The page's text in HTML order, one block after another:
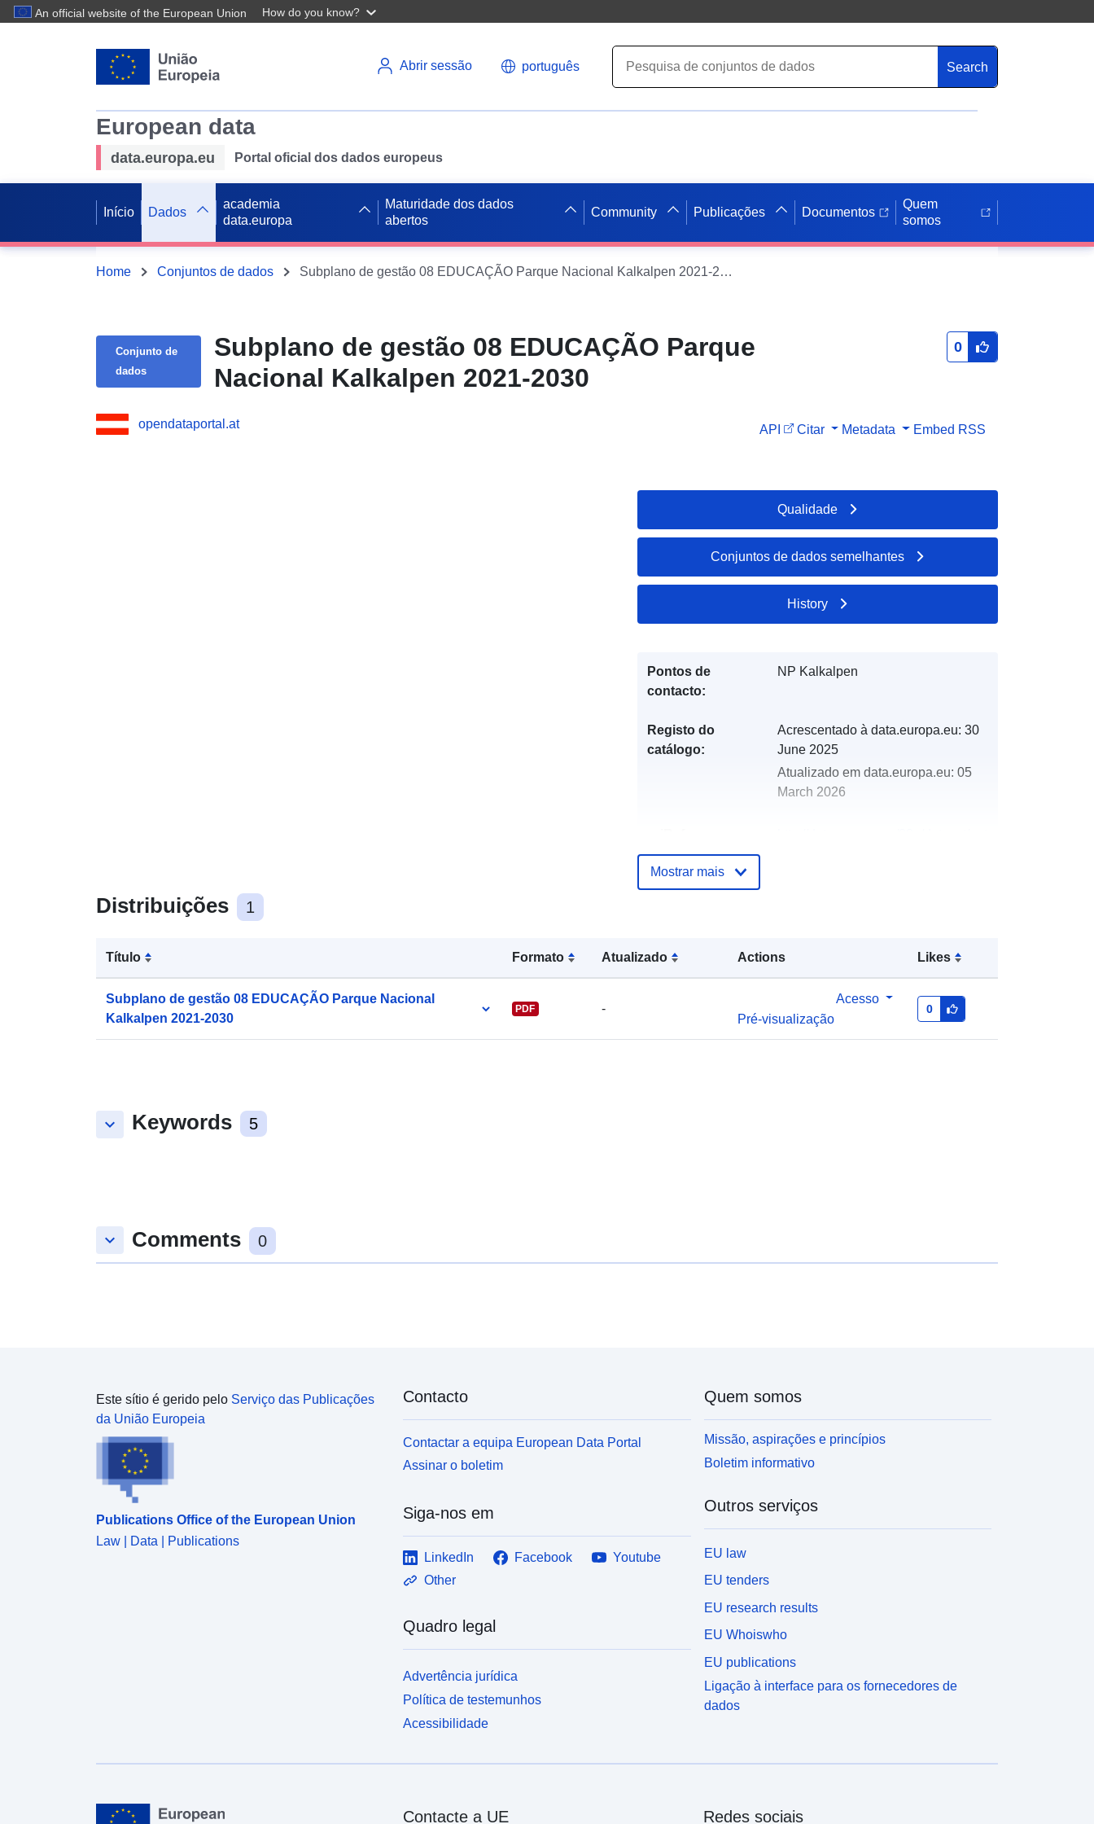
An official website of the European Union How do you know?
Abrir sessão português Search
European data
data.europa.eu Portal oficial dos dados europeus
Início Dados
academia
data.europa
Maturidade dos dados
abertos
Community Publicações Documentos
Quem
somos
Home Conjuntos de dados Subplano de gestão 08 EDUCAÇÃO Parque Nacional Kalkalpen 2021-2030
Conjunto de
dados
Subplano de gestão 08 EDUCAÇÃO Parque
Nacional Kalkalpen 2021-2030
0
opendataportal.at API Citar Metadata Embed RSS
Distribuições 1
Título Formato Atualizado Actions Likes
Subplano de gestão 08 EDUCAÇÃO Parque Nacional
Kalkalpen 2021-2030
PDF -
Acesso
Pré-visualização
0
keyboard_arrow_down Keywords 5
Qualidade
Conjuntos de dados semelhantes
History
Pontos de
contacto:
NP Kalkalpen
Registo do
catálogo:
Acrescentado à data.europa.eu: 30
June 2025
Atualizado em data.europa.eu: 05
March 2026
Mostrar mais
keyboard_arrow_down Comments 0
Este sítio é gerido pelo Serviço das Publicações
da União Europeia
Publications Office of the European Union
Law | Data | Publications
Contacto
Contactar a equipa European Data Portal
Assinar o boletim
Siga-nos em
LinkedIn Facebook
Youtube
Other
Quadro legal
Advertência jurídica
Política de testemunhos
Acessibilidade
Quem somos
Missão, aspirações e princípios
Boletim informativo
Outros serviços
EU law
EU tenders
EU research results
EU Whoiswho
EU publications
Ligação à interface para os fornecedores de
dados
Contacte a UE Redes sociais